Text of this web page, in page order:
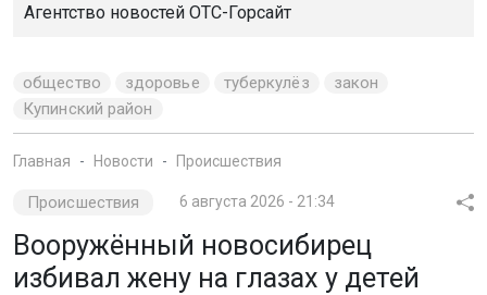
Агентство новостей ОТС-Горсайт
общество здоровье туберкулёз
закон
Купинский район
Главная Новости Происшествия
Происшествия 6 августа 2026 - 21:34
Вооружённый новосибирец
избивал жену на глазах у детей